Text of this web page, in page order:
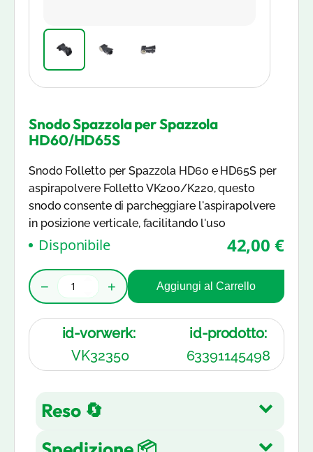
Snodo Spazzola per Spazzola
HD60/HD65S
Snodo Folletto per Spazzola HD60 e HD65S per
aspirapolvere Folletto VK200/K220, questo
snodo consente di parcheggiare l'aspirapolvere
in posizione verticale, facilitando l'uso
Disponibile 42,00 €
− + Aggiungi al Carrello
id-vorwerk:
VK32350
id-prodotto:
63391145498
Reso 🔄